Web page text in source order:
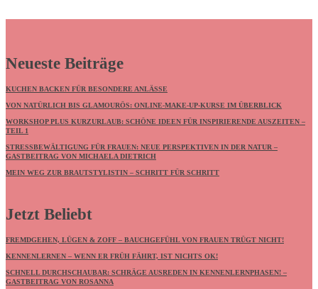
Neueste Beiträge
KUCHEN BACKEN FÜR BESONDERE ANLÄSSE
VON NATÜRLICH BIS GLAMOURÖS: ONLINE-MAKE-UP-KURSE IM ÜBERBLICK
WORKSHOP PLUS KURZURLAUB: SCHÖNE IDEEN FÜR INSPIRIERENDE AUSZEITEN –
TEIL 1
STRESSBEWÄLTIGUNG FÜR FRAUEN: NEUE PERSPEKTIVEN IN DER NATUR –
GASTBEITRAG VON MICHAELA DIETRICH
MEIN WEG ZUR BRAUTSTYLISTIN – SCHRITT FÜR SCHRITT
Jetzt Beliebt
FREMDGEHEN, LÜGEN & ZOFF – BAUCHGEFÜHL VON FRAUEN TRÜGT NICHT!
KENNENLERNEN – WENN ER FRÜH FÄHRT, IST NICHTS OK!
SCHNELL DURCHSCHAUBAR: SCHRÄGE AUSREDEN IN KENNENLERNPHASEN! –
GASTBEITRAG VON ROSANNA